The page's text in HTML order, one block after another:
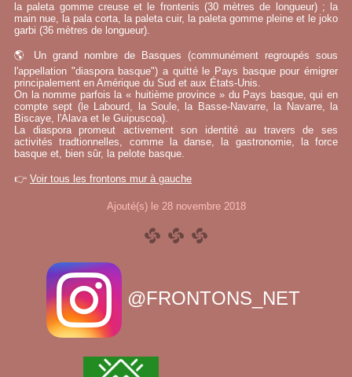
la paleta gomme creuse et le frontenis (30 mètres de longueur) ; la
main nue, la pala corta, la paleta cuir, la paleta gomme pleine et le joko
garbi (36 mètres de longueur).
🌎 Un grand nombre de Basques (communément regroupés sous
l'appellation "diaspora basque") a quitté le Pays basque pour émigrer
principalement en Amérique du Sud et aux États-Unis.
On la nomme parfois la « huitième province » du Pays basque, qui en
compte sept (le Labourd, la Soule, la Basse-Navarre, la Navarre, la
Biscaye, l'Alava et le Guipuscoa).
La diaspora promeut activement son identité au travers de ses
activités tradtionnelles, comme la danse, la gastronomie, la force
basque et, bien sûr, la pelote basque.
👉 Voir tous les frontons mur à gauche
Ajouté(s) le 28 novembre 2018
@FRONTONS_NET